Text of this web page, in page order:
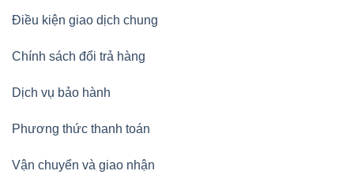
Điều kiện giao dịch chung
Chính sách đổi trả hàng
Dịch vụ bảo hành
Phương thức thanh toán
Vận chuyển và giao nhận